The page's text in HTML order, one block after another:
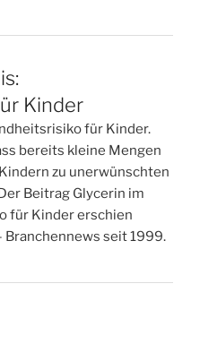
Kinder
für Kinder.
bereits kleine Mengen
zu unerwünschten
Beitrag Glycerin im
für Kinder erschien
seit 1999.